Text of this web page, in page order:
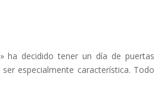
ha decidido tener un día de puertas
especialmente característica. Todo